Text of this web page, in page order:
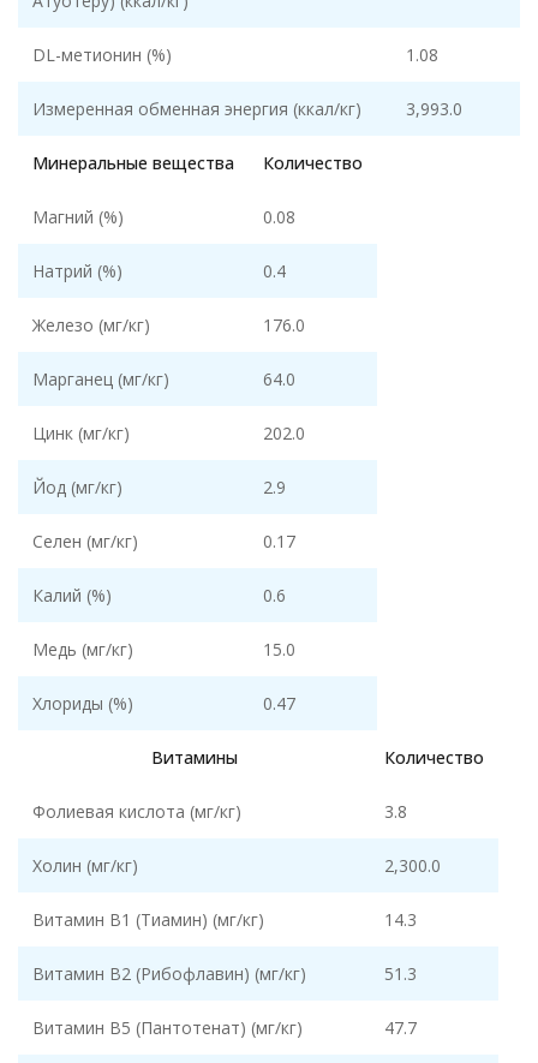
DL-метионин (%) 1.08
Измеренная обменная энергия (ккал/кг) 3,993.0
Минеральные вещества Количество
Магний (%) 0.08
Натрий (%) 0.4
Железо (мг/кг) 176.0
Марганец (мг/кг) 64.0
Цинк (мг/кг) 202.0
Йод (мг/кг) 2.9
Селен (мг/кг) 0.17
Калий (%) 0.6
Медь (мг/кг) 15.0
Хлориды (%) 0.47
Витамины Количество
Фолиевая кислота (мг/кг) 3.8
Холин (мг/кг) 2,300.0
Витамин В1 (Тиамин) (мг/кг) 14.3
Витамин В2 (Рибофлавин) (мг/кг) 51.3
Витамин В5 (Пантотенат) (мг/кг) 47.7